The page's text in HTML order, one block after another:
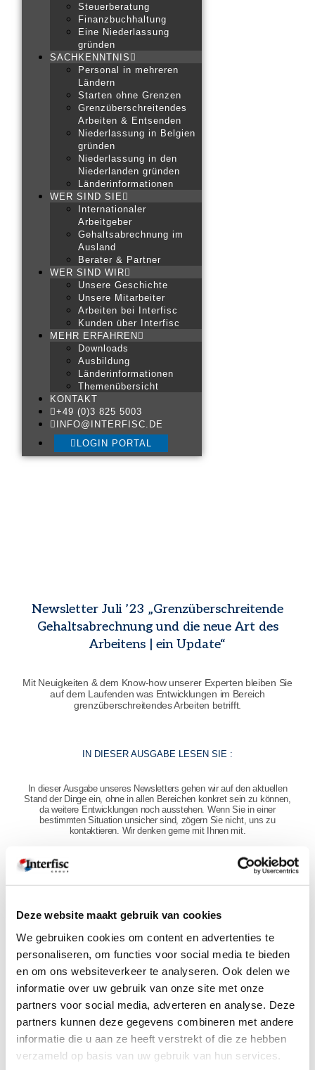
Deze website maakt gebruik van cookies
We gebruiken cookies om content en advertenties te
personaliseren, om functies voor social media te bieden
en om ons websiteverkeer te analyseren. Ook delen we
informatie over uw gebruik van onze site met onze
partners voor social media, adverteren en analyse. Deze
partners kunnen deze gegevens combineren met andere
informatie die u aan ze heeft verstrekt of die ze hebben
verzameld op basis van uw gebruik van hun services.
Steuerberatung
Finanzbuchhaltung
Eine Niederlassung
gründen
SACHKENNTNIS
Personal in mehreren
Ländern
Starten ohne Grenzen
Grenzüberschreitendes
Arbeiten & Entsenden
Niederlassung in Belgien
gründen
Niederlassung in den
Niederlanden gründen
Länderinformationen
WER SIND SIE
Internationaler
Arbeitgeber
Gehaltsabrechnung im
Ausland
Berater & Partner
WER SIND WIR
Unsere Geschichte
Unsere Mitarbeiter
Arbeiten bei Interfisc
Kunden über Interfisc
MEHR ERFAHREN
Downloads
Ausbildung
Länderinformationen
Themenübersicht
KONTAKT
+49 (0)3 825 5003
INFO@INTERFISC.DE
LOGIN PORTAL
Newsletter Juli ’23 „Grenzüberschreitende
Gehaltsabrechnung und die neue Art des
Arbeitens | ein Update“
Mit Neuigkeiten & dem Know-how unserer Experten bleiben Sie
auf dem Laufenden was Entwicklungen im Bereich
grenzüberschreitendes Arbeiten betrifft.
IN DIESER AUSGABE LESEN SIE :
In dieser Ausgabe unseres Newsletters gehen wir auf den aktuellen
Stand der Dinge ein, ohne in allen Bereichen konkret sein zu können,
da weitere Entwicklungen noch ausstehen. Wenn Sie in einer
bestimmten Situation unsicher sind, zögern Sie nicht, uns zu
kontaktieren. Wir denken gerne mit Ihnen mit.
"Internationale HR & Payroll Angelegenheiten" >
registrieren Sie sich unten für die niederländische, französische,
englische und / oder deutsche Ausgabe unserer „Internationale HR- &
Payroll -Angelegenheiten“:
Anmeldung für Newsletter >
Verwandten Themen
Ermäßigung der Arbeitgeberkosten bei